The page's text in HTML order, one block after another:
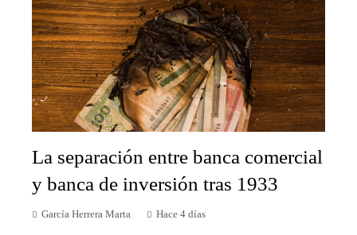
La separación entre banca comercial
y banca de inversión tras 1933
García Herrera Marta Hace 4 días